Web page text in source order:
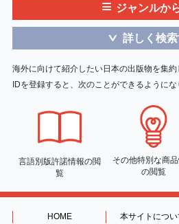
≡ ジャンルか
＞ 詳しく検
海外に向けて紹介したい日本の出版物を集約
IDを登録すると、次のことができるようにな
言語別版許諾情報の閲
覧
その他特別な商
の閲覧
HOME 本サイトについ